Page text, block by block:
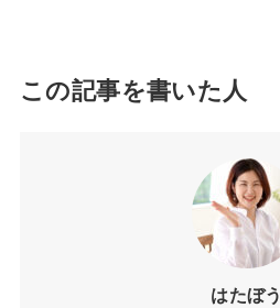
この記事を書いた人
はたぼう